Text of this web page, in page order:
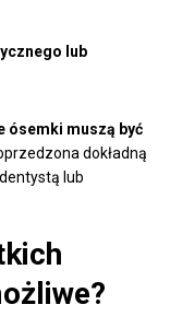
lub
ósemki muszą być
dokładną
lub